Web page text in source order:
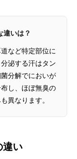
違いは？
など特定部位に
泌する汗はタン
分解でにおいが
し、ほぼ無臭の
異なります。
違い